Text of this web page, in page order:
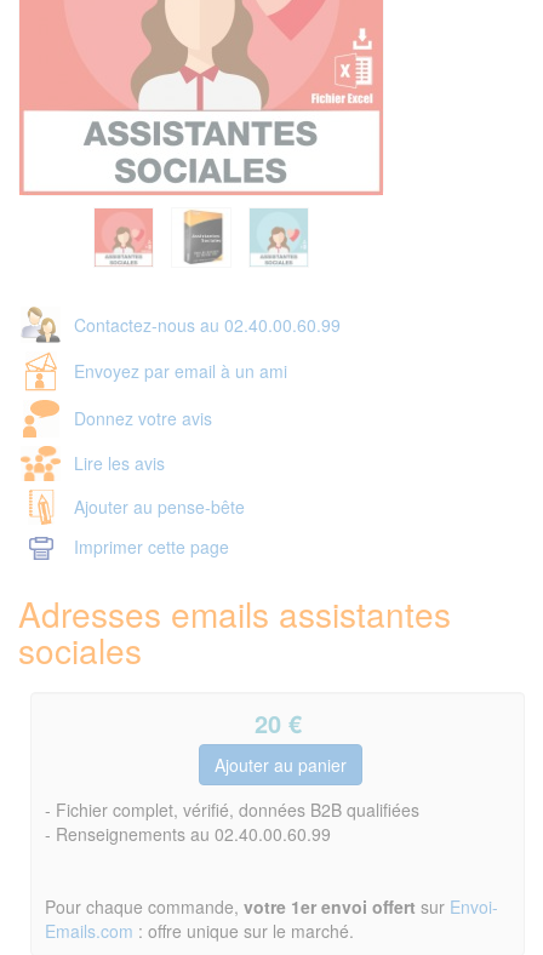
Contactez-nous au 02.40.00.60.99
Envoyez par email à un ami
Donnez votre avis
Lire les avis
Ajouter au pense-bête
Imprimer cette page
Adresses emails assistantes
sociales
20 €
- Fichier complet, vérifié, données B2B qualifiées
- Renseignements au 02.40.00.60.99
Pour chaque commande, votre 1er envoi offert sur Envoi-
Emails.com : offre unique sur le marché.